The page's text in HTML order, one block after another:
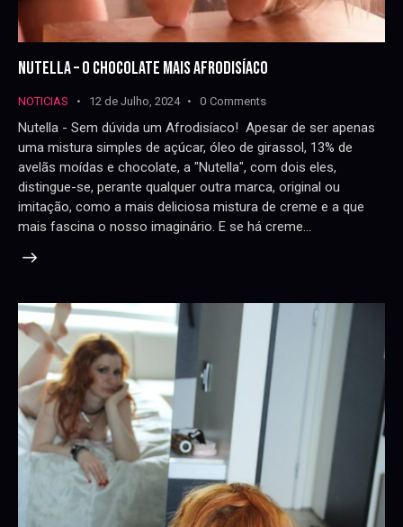
NUTELLA – O CHOCOLATE MAIS AFRODISÍACO
NOTICIAS 12 de Julho, 2024 0 Comments
Nutella - Sem dúvida um Afrodisíaco! Apesar de ser apenas
uma mistura simples de açúcar, óleo de girassol, 13% de
avelãs moídas e chocolate, a "Nutella", com dois eles,
distingue-se, perante qualquer outra marca, original ou
imitação, como a mais deliciosa mistura de creme e a que
mais fascina o nosso imaginário. E se há creme…